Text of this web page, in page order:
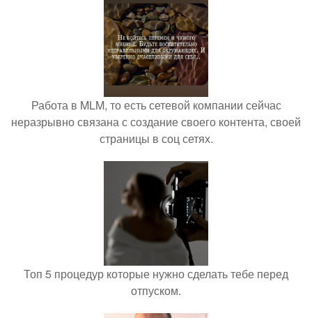
Работа в MLM, то есть сетевой компании сейчас
неразрывно связана с создание своего контента, своей
страницы в соц сетях.
Топ 5 процедур которые нужно сделать тебе перед
отпуском.